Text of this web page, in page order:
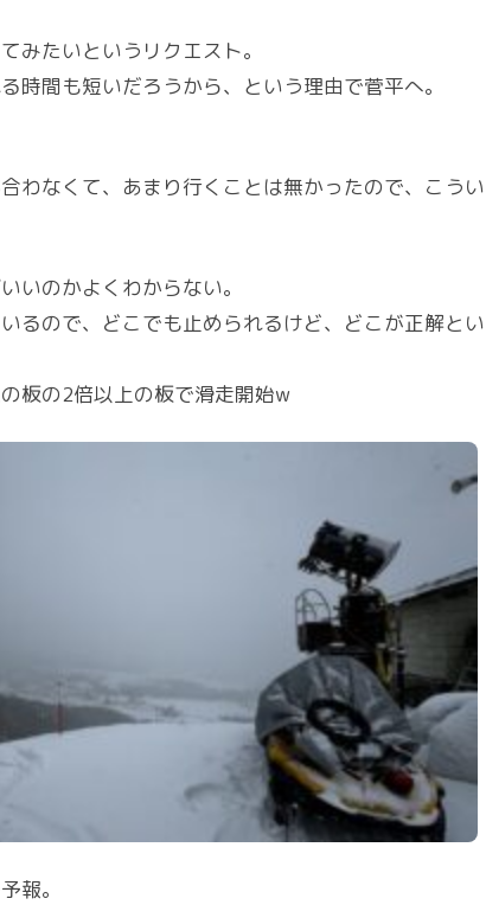
みたいというリクエスト。
時間も短いだろうから、という理由で菅平へ。
わなくて、あまり行くことは無かったので、こう
いのかよくわからない。
るので、どこでも止められるけど、どこが正解と
板の2倍以上の板で滑走開始w
報。